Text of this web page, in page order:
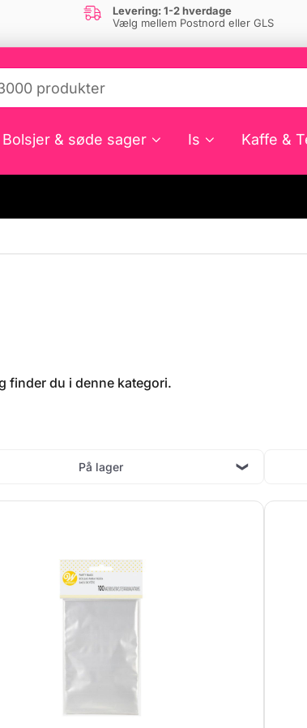
Levering: 1-2 hverdage
Vælg mellem Postnord eller GLS
Bolsjer & søde sager Is Kaffe &
finder du i denne kategori.
På lager